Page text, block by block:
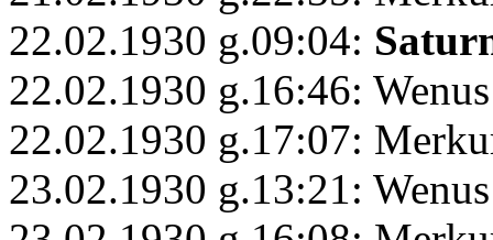
22.02.1930 g.09:04:
22.02.1930 g.16:46:
22.02.1930 g.17:07:
23.02.1930 g.13:21: